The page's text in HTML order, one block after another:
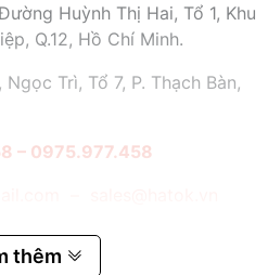
Huỳnh Thị Hai, Tổ 1, Khu
Q.12, Hồ Chí Minh.
Trì, Tổ 7, P. Thạch Bàn,
– 0975.977.458
thêm